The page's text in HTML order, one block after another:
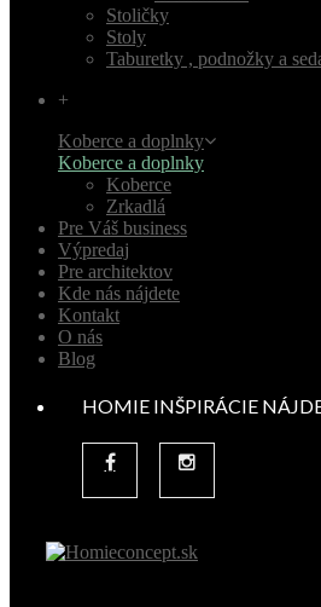
Stoličky
Stoly
Taburetky , podnožky a
+
Koberce a doplnky
Koberce a doplnky
Koberce
Zrkadlá
Pre Váš business
Výpredaj
Pre architektov
Kde nás nájdete
Kontakt
O nás
Blog
HOMIE INŠPIRÁCIE